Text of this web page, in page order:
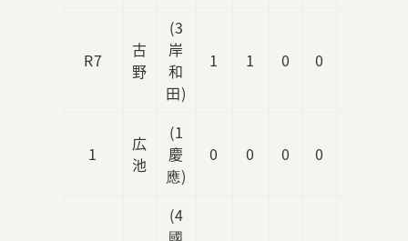
R7
古
野
(3
岸
和
田)
1 1 0 0
1
広
池
(1
慶
應)
0 0 0 0
(4
國